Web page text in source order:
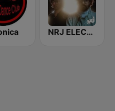
NRJ ELECTRO